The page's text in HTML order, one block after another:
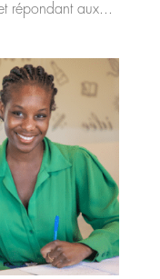
répondant aux...